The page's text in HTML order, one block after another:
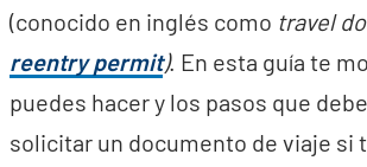
(conocido en inglés como travel
reentry permit). En esta guía te
puedes hacer y los pasos que
solicitar un documento de viaje si